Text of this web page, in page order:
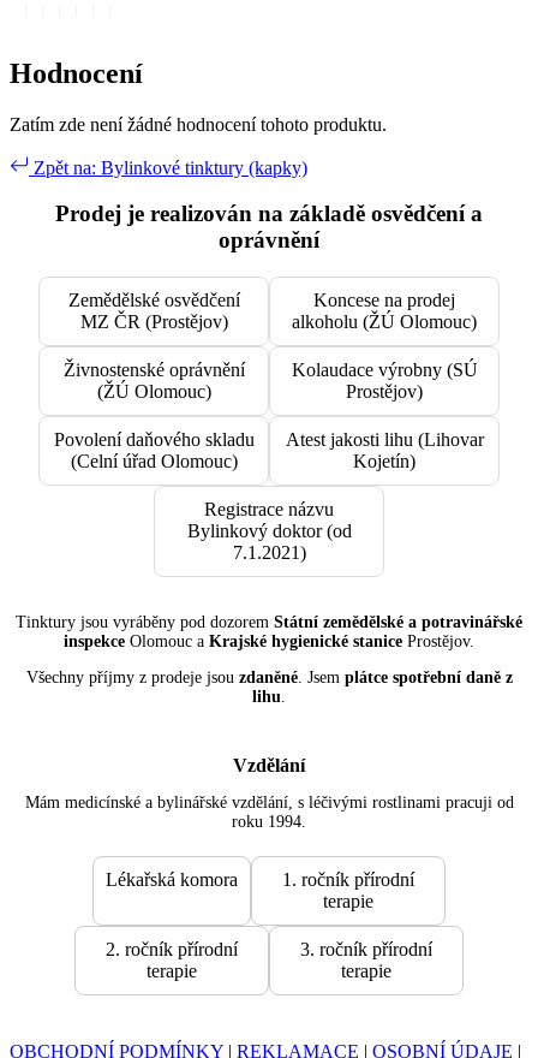
Hodnocení
Zatím zde není žádné hodnocení tohoto produktu.
Zpět na: Bylinkové tinktury (kapky)
Prodej je realizován na základě osvědčení a
oprávnění
Zemědělské osvědčení
MZ ČR (Prostějov)
Koncese na prodej
alkoholu (ŽÚ Olomouc)
Živnostenské oprávnění
(ŽÚ Olomouc)
Kolaudace výrobny (SÚ
Prostějov)
Povolení daňového skladu
(Celní úřad Olomouc)
Atest jakosti lihu (Lihovar
Kojetín)
Registrace názvu
Bylinkový doktor (od
7.1.2021)
Tinktury jsou vyráběny pod dozorem Státní zemědělské a potravinářské
inspekce Olomouc a Krajské hygienické stanice Prostějov.
Všechny příjmy z prodeje jsou zdaněné. Jsem plátce spotřební daně z
lihu.
Vzdělání
Mám medicínské a bylinářské vzdělání, s léčivými rostlinami pracuji od
roku 1994.
Lékařská komora
1. ročník přírodní
terapie
2. ročník přírodní
terapie
3. ročník přírodní
terapie
OBCHODNÍ PODMÍNKY | REKLAMACE | OSOBNÍ ÚDAJE |